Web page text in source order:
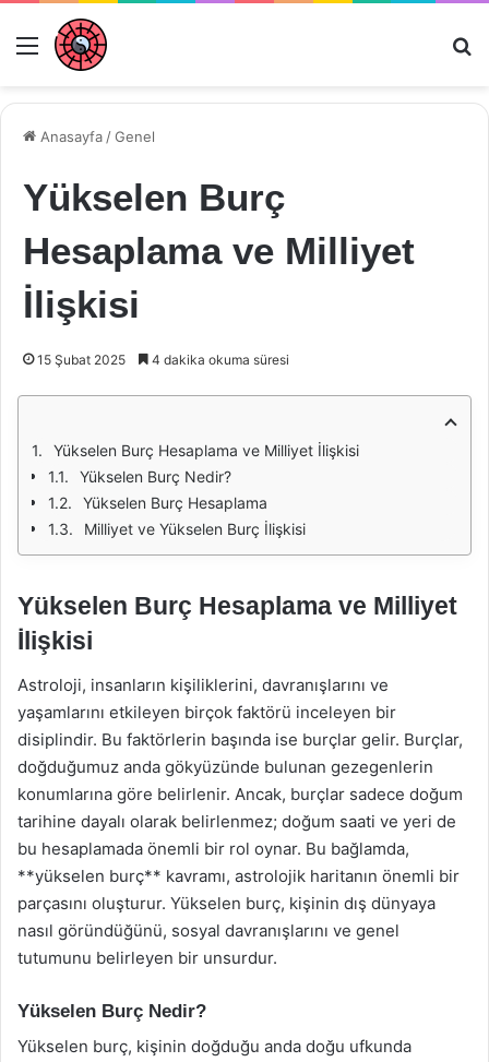
Menü
Anasayfa /Genel
Yükselen Burç
Hesaplama ve Milliyet
İlişkisi
15 Şubat 2025 4 dakika okuma süresi
Yükselen Burç Hesaplama ve Milliyet İlişkisi
Yükselen Burç Nedir?
Yükselen Burç Hesaplama
Milliyet ve Yükselen Burç İlişkisi
Yükselen Burç Hesaplama ve Milliyet
İlişkisi
Astroloji, insanların kişiliklerini, davranışlarını ve
yaşamlarını etkileyen birçok faktörü inceleyen bir
disiplindir. Bu faktörlerin başında ise burçlar gelir. Burçlar,
doğduğumuz anda gökyüzünde bulunan gezegenlerin
konumlarına göre belirlenir. Ancak, burçlar sadece doğum
tarihine dayalı olarak belirlenmez; doğum saati ve yeri de
bu hesaplamada önemli bir rol oynar. Bu bağlamda,
**yükselen burç** kavramı, astrolojik haritanın önemli bir
parçasını oluşturur. Yükselen burç, kişinin dış dünyaya
nasıl göründüğünü, sosyal davranışlarını ve genel
tutumunu belirleyen bir unsurdur.
Yükselen Burç Nedir?
Yükselen burç, kişinin doğduğu anda doğu ufkunda